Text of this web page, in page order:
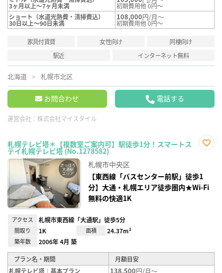
3ヶ月以上～7ヶ月未満
初期費用他 0円～
ショート（水道光熱費・清掃費込）
30日以上～90日未満
108,000円/月～
初期費用他 0円～
家具付賃貸 女性向け
同棲向け
駅近
インターネット無料
北海道 札幌市北区
お問合わせ 電話する
運営会社： 株式会社マイスタイル
札幌テレビ塔＊【複数室ご案内可】駅徒歩1分！スマートス
テイ札幌テレビ塔 (No.1278582)
録
札幌市中央区
【東西線「バスセンター前駅」徒歩1
分】大通・札幌エリア徒歩圏内★Wi-Fi
無料の快適1K
アクセス 札幌市東西線「大通駅」徒歩5分
間取り 1K 面積 24.37m²
築年数 2006年 4月 築
プラン名・期間
月額目安
札幌テレビ塔｜基本プラン
138,500円/月～